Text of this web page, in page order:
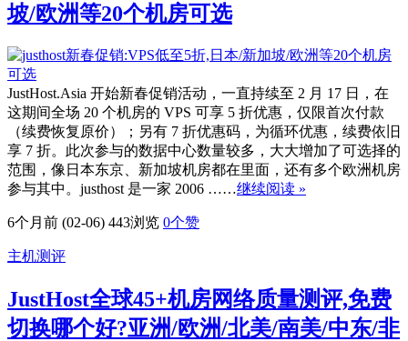
坡/欧洲等20个机房可选
JustHost.Asia 开始新春促销活动，一直持续至 2 月 17 日，在
这期间全场 20 个机房的 VPS 可享 5 折优惠，仅限首次付款
（续费恢复原价）；另有 7 折优惠码，为循环优惠，续费依旧
享 7 折。此次参与的数据中心数量较多，大大增加了可选择的
范围，像日本东京、新加坡机房都在里面，还有多个欧洲机房
参与其中。justhost 是一家 2006 ……继续阅读 »
6个月前 (02-06) 443浏览 0个赞
主机测评
JustHost全球45+机房网络质量测评,免费
切换哪个好?亚洲/欧洲/北美/南美/中东/非